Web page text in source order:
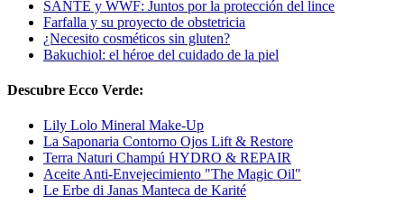
SANTE y WWF: Juntos por la protección del lince
Farfalla y su proyecto de obstetricia
¿Necesito cosméticos sin gluten?
Bakuchiol: el héroe del cuidado de la piel
Descubre Ecco Verde:
Lily Lolo Mineral Make-Up
La Saponaria Contorno Ojos Lift & Restore
Terra Naturi Champú HYDRO & REPAIR
Aceite Anti-Envejecimiento "The Magic Oil"
Le Erbe di Janas Manteca de Karité